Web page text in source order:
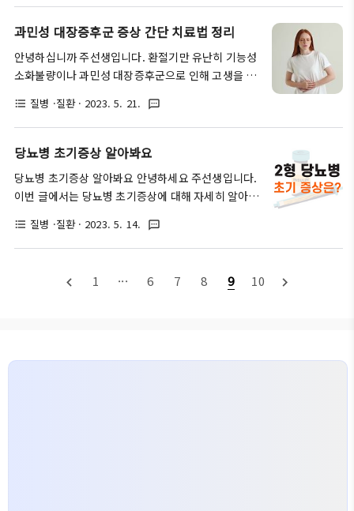
리거나 펼 때 관절 부위에 마찰이 생기면서 '딸칵'거리
는 느낌과 함께 뻐근함 및 통증이 느껴지곤 하지..
겪게 되는 일이 많은데요, 류마티스 관절염과 혼동하
시는 분들도 꽤 많습니다. 그러면 지금부터 손가락 관
순서 손가락 관절염 손가락 관절염이란 말 그대로 여
러가지 원인에 의해 손가락 관절에 염증이 발생하면서
나타나는 상태를 이야기합니다. 손가락 관절염은 주로
하게 자주 쓰는 분들에게 자주 나타나는 것이 특징입
니다. 주요 증상으로는 일상 생활에서 손을..
과민성 대장증후군 증상 간단 치료법 정리
안녕하십니까 주선생입니다. 환절기만 유난히 기능성
소화불량이나 과민성 대장증후군으로 인해 고생을 하
음 날 운전을 하거나, 긴장을 할 때마다 간헐적으로 나
타나는 과민성 대장증후군 증상 때문에 꽤나 고생을
했던 경험이 있습니다. 과민성 대장증후군(ibs)을 앓
나 여행을 갈 때 증상이 나타나면 정말 곤욕을 치르게
되는데요. 엎친데 덮친 격으로 유당불내증까지 가지고
있는 분들의 경우, 유제품도 잘못 먹으면 정말 정말 고
(ibs) 우선 과민성 대장증후군이란 현재까지는 정확하
format_list_bulleted 질병 ·질환 · 2023. 5. 21. textsms
당뇨병 초기증상 알아봐요
당뇨병 초기증상 알아봐요 안녕하세요 주선생입니다.
이번 글에서는 당뇨병 초기증상에 대해 자세히 알아보
당뇨와 2형 당뇨로 나뉘게 되며, 중년 이후로 나타나
는 당뇨병은 거의 대부분 2형 당뇨병에 해당합니다.
증상이 나타난다면, 십중팔구 2형 당뇨병이라고 볼 수
기본적으로 우리 몸이 인슐린이라는 호르몬을 제대로
format_list_bulleted 질병 ·질환 · 2023. 5. 14. textsms
navigate_before 1 ··· 6 7 8 9 10 navigate_next